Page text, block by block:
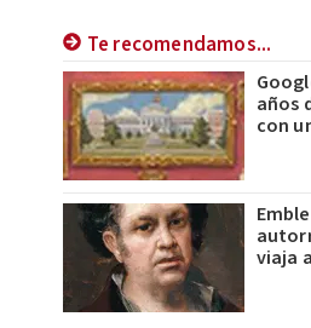
Te recomendamos...
años
con
viaja